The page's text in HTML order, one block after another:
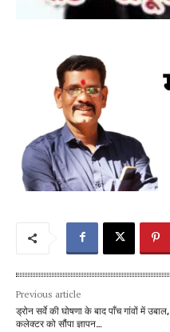
Previous article
ड्रोन सर्वे की घोषणा के बाद पाँच गांवों में उबाल,
कलेक्टर को सौंपा ज्ञापन…